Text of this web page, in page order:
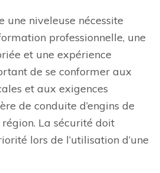
une niveleuse nécessite
professionnelle, une
et une expérience
de se conformer aux
et aux exigences
de conduite d’engins de
La sécurité doit
lors de l’utilisation d’une